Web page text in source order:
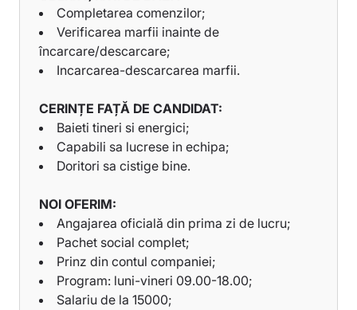
Completarea comenzilor;
Verificarea marfii inainte de
încarcare/descarcare;
Incarcarea-descarcarea marfii.
CERINȚE FAȚĂ DE CANDIDAT:
Baieti tineri si energici;
Capabili sa lucrese in echipa;
Doritori sa cistige bine.
NOI OFERIM:
Angajarea oficială din prima zi de lucru;
Pachet social complet;
Prinz din contul companiei;
Program: luni-vineri 09.00-18.00;
Salariu de la 15000;